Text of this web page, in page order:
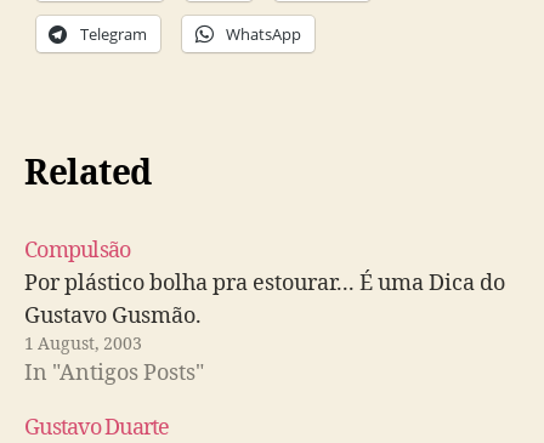
Telegram WhatsApp
Related
Compulsão
Por plástico bolha pra estourar... É uma Dica do
Gustavo Gusmão.
1 August, 2003
In "Antigos Posts"
Gustavo Duarte